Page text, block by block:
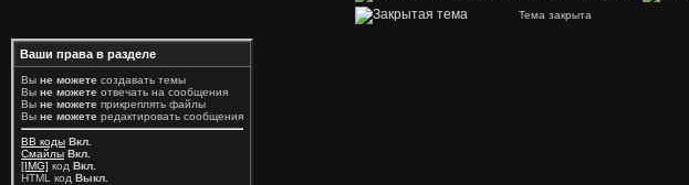
Тема закрыта
Ваши права в разделе
Вы не можете создавать темы
Вы не можете отвечать на сообщения
Вы не можете прикреплять файлы
Вы не можете редактировать сообщения
BB коды Вкл.
Смайлы Вкл.
[IMG] код Вкл.
HTML код Выкл.